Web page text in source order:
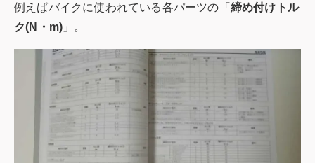
例えばバイクに使われている各パーツの「 締め付けトル
ク(N・m) 」。